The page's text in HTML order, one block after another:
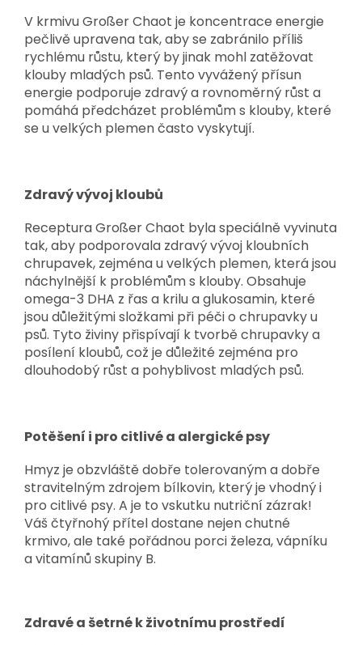
V krmivu Großer Chaot je koncentrace energie
pečlivě upravena tak, aby se zabránilo příliš
rychlému růstu, který by jinak mohl zatěžovat
klouby mladých psů. Tento vyvážený přísun
energie podporuje zdravý a rovnoměrný růst a
pomáhá předcházet problémům s klouby, které
se u velkých plemen často vyskytují.
Zdravý vývoj kloubů
Receptura Großer Chaot byla speciálně vyvinuta
tak, aby podporovala zdravý vývoj kloubních
chrupavek, zejména u velkých plemen, která jsou
náchylnější k problémům s klouby. Obsahuje
omega-3 DHA z řas a krilu a glukosamin, které
jsou důležitými složkami při péči o chrupavky u
psů. Tyto živiny přispívají k tvorbě chrupavky a
posílení kloubů, což je důležité zejména pro
dlouhodobý růst a pohyblivost mladých psů.
Potěšení i pro citlivé a alergické psy
Hmyz je obzvláště dobře tolerovaným a dobře
stravitelným zdrojem bílkovin, který je vhodný i
pro citlivé psy. A je to vskutku nutriční zázrak!
Váš čtyřnohý přítel dostane nejen chutné
krmivo, ale také pořádnou porci železa, vápníku
a vitamínů skupiny B.
Zdravé a šetrné k životnímu prostředí